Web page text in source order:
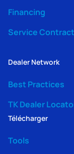
Financing
Service
Dealer Network
Best Practices
TK Dealer
Télécharger
Tools